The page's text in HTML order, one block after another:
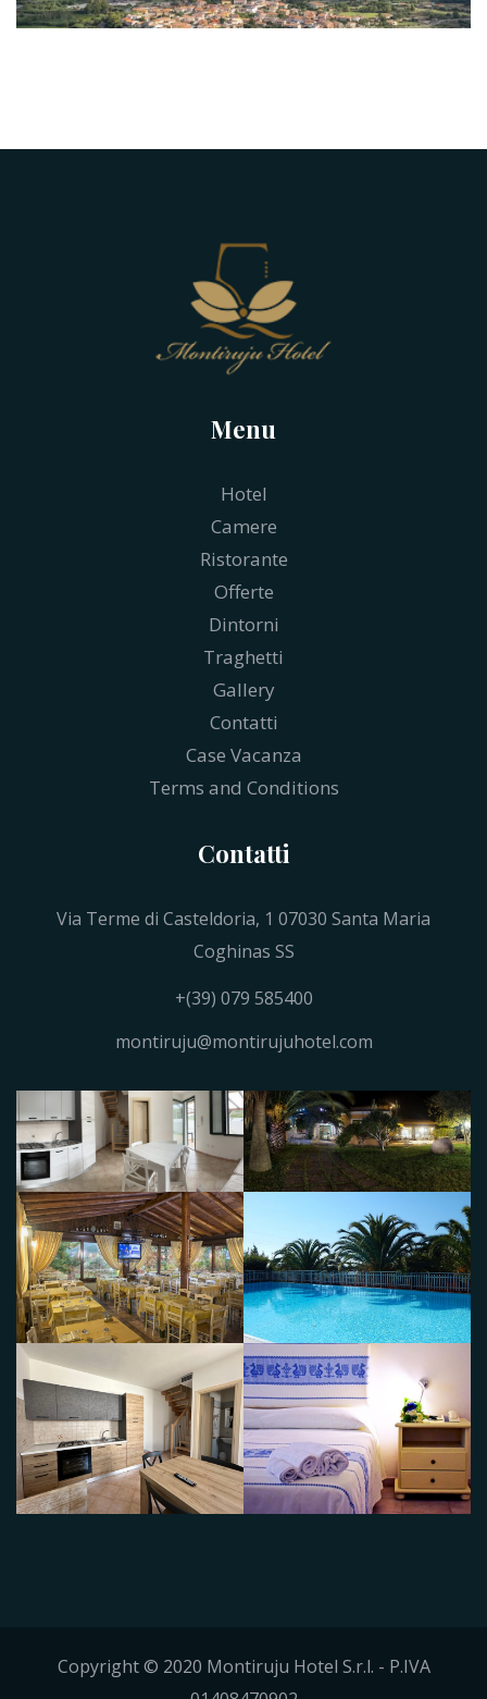
Menu
Hotel
Camere
Ristorante
Offerte
Dintorni
Traghetti
Gallery
Contatti
Case Vacanza
Terms and Conditions
Contatti
Via Terme di Casteldoria, 1 07030 Santa Maria
Coghinas SS
+(39) 079 585400
montiruju@montirujuhotel.com
Copyright © 2020 Montiruju Hotel S.r.l. - P.IVA